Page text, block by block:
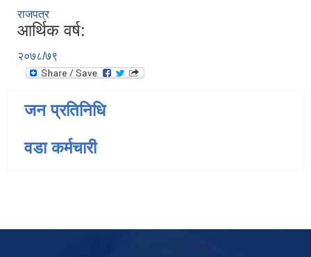
राजपत्र
आर्थिक वर्ष:
२०७८/७९
जन प्रतिनिधि
वडा कर्मचारी